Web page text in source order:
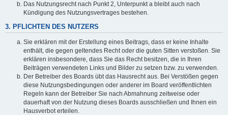
Das Nutzungsrecht nach Punkt 2, Unterpunkt a bleibt auch nach
Kündigung des Nutzungsvertrages bestehen.
3. PFLICHTEN DES NUTZERS
Sie erklären mit der Erstellung eines Beitrags, dass er keine Inhalte
enthält, die gegen geltendes Recht oder die guten Sitten verstoßen. Sie
erklären insbesondere, dass Sie das Recht besitzen, die in Ihren
Beiträgen verwendeten Links und Bilder zu setzen bzw. zu verwenden.
Der Betreiber des Boards übt das Hausrecht aus. Bei Verstößen gegen
diese Nutzungsbedingungen oder anderer im Board veröffentlichten
Regeln kann der Betreiber Sie nach Abmahnung zeitweise oder
dauerhaft von der Nutzung dieses Boards ausschließen und Ihnen ein
Hausverbot erteilen.